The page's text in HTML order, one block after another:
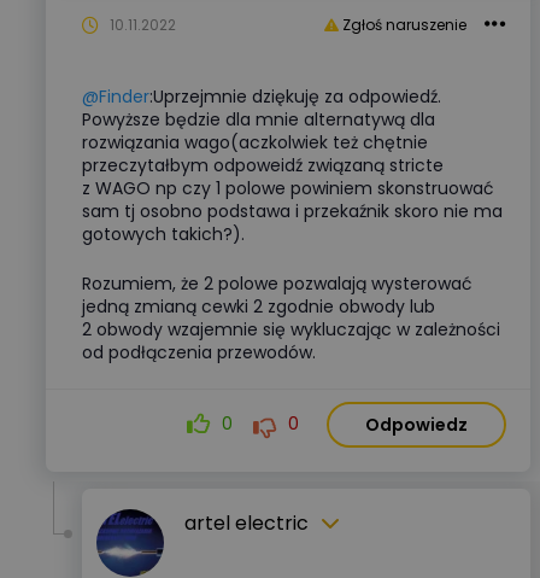
Zgłoś naruszenie
10.11.2022
@Finder:Uprzejmnie dziękuję za odpowiedź.
Powyższe będzie dla mnie alternatywą dla
rozwiązania wago(aczkolwiek też chętnie
przeczytałbym odpoweidź związaną stricte
z WAGO np czy 1 polowe powiniem skonstruować
sam tj osobno podstawa i przekaźnik skoro nie ma
gotowych takich?).
Rozumiem, że 2 polowe pozwalają wysterować
jedną zmianą cewki 2 zgodnie obwody lub
2 obwody wzajemnie się wykluczając w zależności
od podłączenia przewodów.
0 0 Odpowiedz
artel electric